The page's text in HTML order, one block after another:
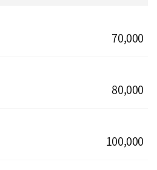
70,000
80,000
100,000